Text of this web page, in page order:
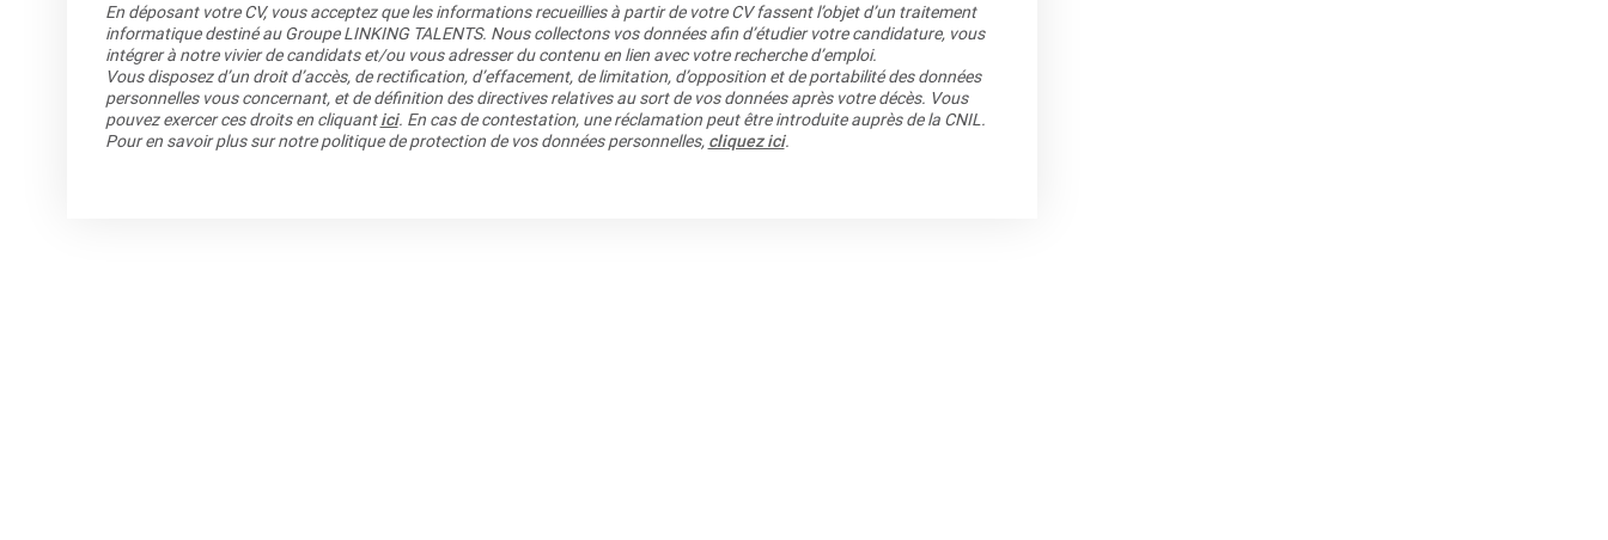
En déposant votre CV, vous acceptez que les informations recueillies à partir de votre CV fassent l’objet d’un traitement
informatique destiné au Groupe LINKING TALENTS. Nous collectons vos données afin d’étudier votre candidature, vous
intégrer à notre vivier de candidats et/ou vous adresser du contenu en lien avec votre recherche d’emploi.
Vous disposez d’un droit d’accès, de rectification, d’effacement, de limitation, d’opposition et de portabilité des données
personnelles vous concernant, et de définition des directives relatives au sort de vos données après votre décès. Vous
pouvez exercer ces droits en cliquantici. En cas de contestation, une réclamation peut être introduite auprès de la CNIL.
Pour en savoir plus sur notre politique de protection de vos données personnelles, cliquez ici.